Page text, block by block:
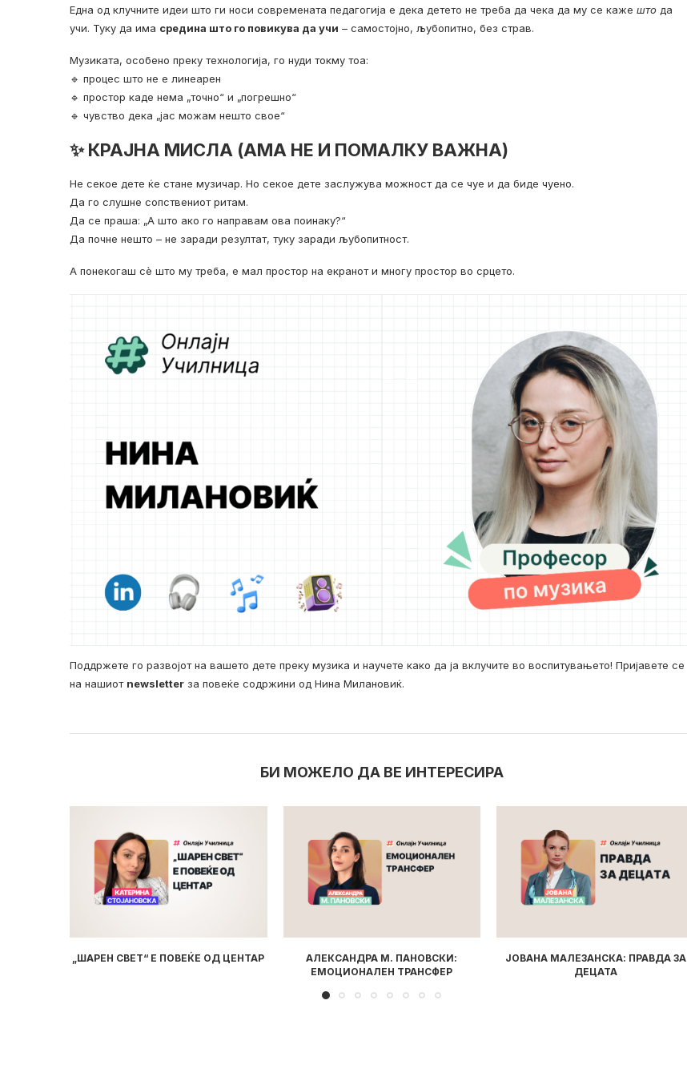
Една од клучните идеи што ги носи современата педагогија е дека детето не треба да чека да му се каже што да
учи. Туку да има средина што го повикува да учи – самостојно, љубопитно, без страв.
Музиката, особено преку технологија, го нуди токму тоа:
🔹 процес што не е линеарен
🔹 простор каде нема „точно“ и „погрешно“
🔹 чувство дека „јас можам нешто свое“
✨ КРАЈНА МИСЛА (АМА НЕ И ПОМАЛКУ ВАЖНА)
Не секое дете ќе стане музичар. Но секое дете заслужува можност да се чуе и да биде чуено.
Да го слушне сопствениот ритам.
Да се праша: „А што ако го направам ова поинаку?“
Да почне нешто – не заради резултат, туку заради љубопитност.
А понекогаш сè што му треба, е мал простор на екранот и многу простор во срцето.
Поддржете го развојот на вашето дете преку музика и научете како да ја вклучите во воспитувањето! Пријавете се
на нашиот newsletter за повеќе содржини од Нина Милановиќ.
БИ МОЖЕЛО ДА ВЕ ИНТЕРЕСИРА
АЛЕКСАНДРА М. ПАНОВСКИ:
ЈОВАНА МАЛЕЗАНСКА: ПРАВДА ЗА
ДЕЦАТА
МУЗИЧКИ ИНСТРУМЕНТИ ЗА ДЕЦА:
КАКО ДА ГО ОДБЕРЕТЕ...